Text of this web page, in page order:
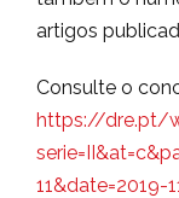
artigos
Consulte o
https://dre.pt/
11&date=2019-